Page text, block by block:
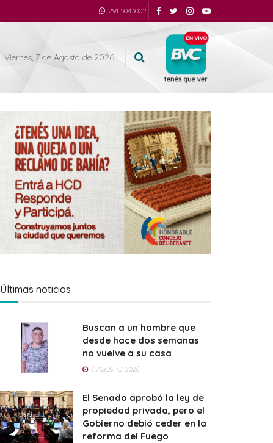
291 5043002
Viernes, 7 de Agosto de 2026
Últimas noticias
Buscan a un hombre que
desde hace dos semanas
no vuelve a su casa
7 AGOSTO, 2026
El Senado aprobó la ley de
propiedad privada, pero el
Gobierno debió ceder en la
reforma del Fuego